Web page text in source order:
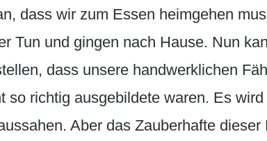
dass wir zum Essen heimgehen
Tun und gingen nach Hause. Nun
dass unsere handwerklichen
so richtig ausgebildete waren. Es
Aber das Zauberhafte